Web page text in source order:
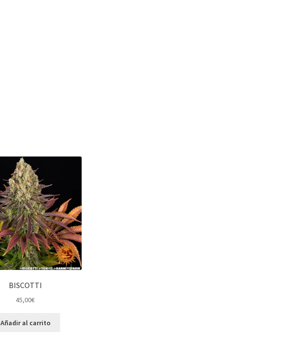
BISCOTTI
45,00€
Añadir al carrito